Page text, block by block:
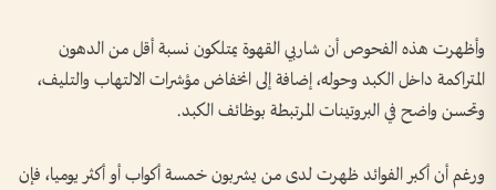
وأظهرت هذه الفحوص أن شاربي القهوة يمتلكون نسبة أقل من الدهون
المتراكمة داخل الكبد وحوله، إضافة إلى انخفاض مؤشرات الالتهاب والتليف،
وتحسن واضح في البروتينات المرتبطة بوظائف الكبد.
ورغم أن أكبر الفوائد ظهرت لدى من يشربون خمسة أكواب أو أكثر يوميا، فإن